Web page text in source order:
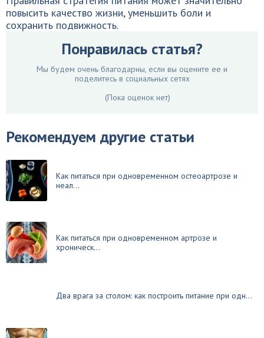
повысить качество жизни, уменьшить боли и
сохранить подвижность.
Понравилась статья?
Мы будем очень благодарны, если вы оцените ее и
поделитесь в социальных сетях
(Пока оценок нет)
Рекомендуем другие статьи
Как питаться при одновременном остеоартрозе и
неал...
Как питаться при одновременном артрозе и
хроническ...
Два врага за столом: как построить питание при одн...